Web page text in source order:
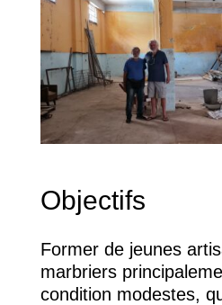
Objectifs
Former de jeunes
marbriers
condition modestes,